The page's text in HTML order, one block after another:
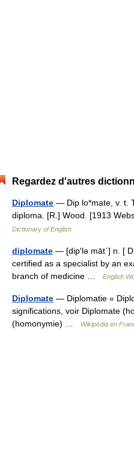
Regardez d'autres
Diplomate — Dip lo*mate, v. t.
diploma. [R.] Wood. [1913
Dictionary of English
diplomate — [dip′lə māt΄] n. [
certified as a specialist by an
branch of medicine …
English
Diplomate — Diplomatie «
significations, voir Diplomate
(homonymie) …
Wikipédia en